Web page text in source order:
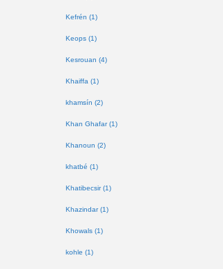
Kefrén (1)
Keops (1)
Kesrouan (4)
Khaiffa (1)
khamsín (2)
Khan Ghafar (1)
Khanoun (2)
khatbé (1)
Khatibecsir (1)
Khazindar (1)
Khowals (1)
kohle (1)